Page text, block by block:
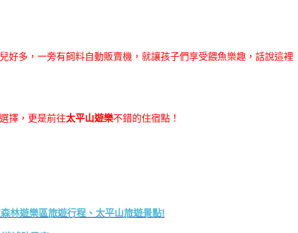
多，一旁有飼料自動販賣機，就讓孩子們享受餵魚樂趣，話說這裡
擇，更是前往太平山遊樂不錯的住宿點！
林遊樂區旅遊行程、太平山旅遊景點!